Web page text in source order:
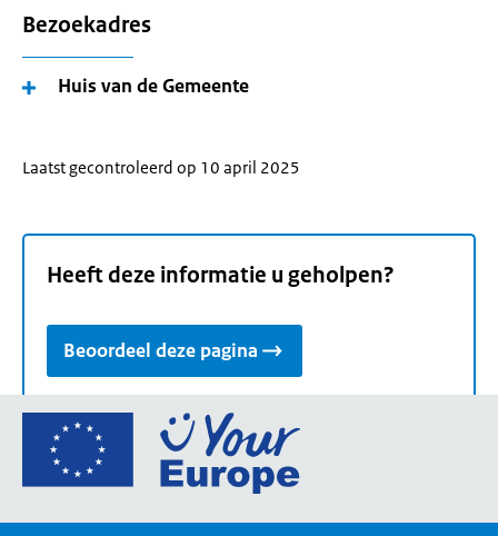
Bezoekadres
Huis van de Gemeente
Laatst gecontroleerd op 10 april 2025
Heeft deze informatie u geholpen?
Beoordeel deze pagina
Ga
de